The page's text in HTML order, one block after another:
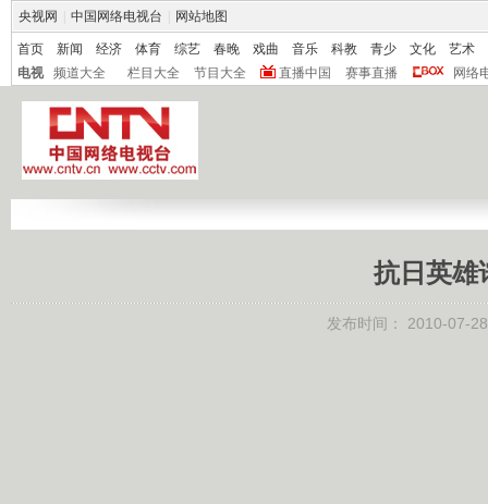
央视网 中国网络电视台 网站地图
首页 新闻 经济 体育 综艺 春晚 戏曲 音乐 科教 青少 文化
艺术
电视
频道大全 栏目大全 节目大全 直播中国 赛事直播 网络
抗日英雄
发布时间： 2010-07-